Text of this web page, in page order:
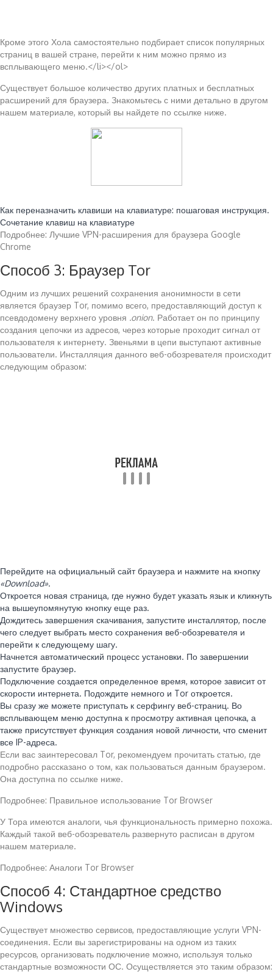
Кроме этого Хола самостоятельно подбирает список популярных
страниц в вашей стране, перейти к ним можно прямо из
всплывающего меню.</li></ol>
Существует большое количество других платных и бесплатных
расширений для браузера. Знакомьтесь с ними детально в другом
нашем материале, который вы найдете по ссылке ниже.
Как переназначить клавиши на клавиатуре: пошаговая инструкция.
Сочетание клавиш на клавиатуре
Подробнее: Лучшие VPN-расширения для браузера Google
Chrome
Способ 3: Браузер Tor
Одним из лучших решений сохранения анонимности в сети
является браузер Tor, помимо всего, предоставляющий доступ к
псевдодомену верхнего уровня .onion. Работает он по принципу
создания цепочки из адресов, через которые проходит сигнал от
пользователя к интернету. Звеньями в цепи выступают активные
пользователи. Инсталляция данного веб-обозревателя происходит
следующим образом:
Перейдите на официальный сайт браузера и нажмите на кнопку
«Download».
Откроется новая страница, где нужно будет указать язык и кликнуть
на вышеупомянутую кнопку еще раз.
Дождитесь завершения скачивания, запустите инсталлятор, после
чего следует выбрать место сохранения веб-обозревателя и
перейти к следующему шагу.
Начнется автоматический процесс установки. По завершении
запустите браузер.
Подключение создается определенное время, которое зависит от
скорости интернета. Подождите немного и Tor откроется.
Вы сразу же можете приступать к серфингу веб-страниц. Во
всплывающем меню доступна к просмотру активная цепочка, а
также присутствует функция создания новой личности, что сменит
все IP-адреса.
Если вас заинтересовал Tor, рекомендуем прочитать статью, где
подробно рассказано о том, как пользоваться данным браузером.
Она доступна по ссылке ниже.
Подробнее: Правильное использование Tor Browser
У Тора имеются аналоги, чья функциональность примерно похожа.
Каждый такой веб-обозреватель развернуто расписан в другом
нашем материале.
Подробнее: Аналоги Tor Browser
Способ 4: Стандартное средство
Windows
Существует множество сервисов, предоставляющие услуги VPN-
соединения. Если вы зарегистрированы на одном из таких
ресурсов, организовать подключение можно, используя только
стандартные возможности ОС. Осуществляется это таким образом: